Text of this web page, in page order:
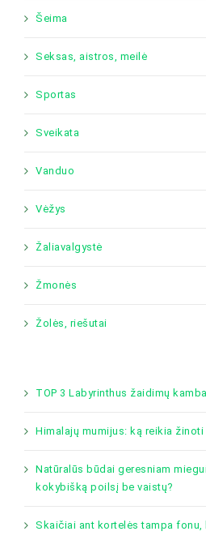
Šeima
Seksas, aistros, meilė
Sportas
Sveikata
Vanduo
Vėžys
Žaliavalgystė
Žmonės
Žolės, riešutai
TOP 3 Labyrinthus žaidimų
Himalajų mumijus: ką reikia
Natūralūs būdai geresniam
kokybišką poilsį be vaistų?
Skaičiai ant kortelės tampa